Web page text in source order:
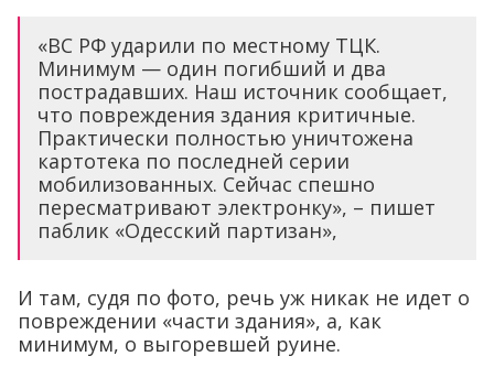
«ВС РФ ударили по местному ТЦК.
Минимум — один погибший и два
пострадавших. Наш источник сообщает,
что повреждения здания критичные.
Практически полностью уничтожена
картотека по последней серии
мобилизованных. Сейчас спешно
пересматривают электронку», – пишет
паблик «Одесский партизан»,
И там, судя по фото, речь уж никак не идет о
повреждении «части здания», а, как
минимум, о выгоревшей руине.